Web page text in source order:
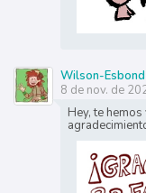
Wilson-Esbond
8 de nov. de
Hey, te